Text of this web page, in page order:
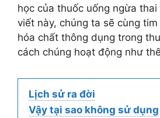
học của thuốc uống ngừa thai
viết này, chúng ta sẽ cùng
hóa chất thông dụng trong
cách chúng hoạt động như
Lịch sử ra đời
Vậy tại sao không sử dụng